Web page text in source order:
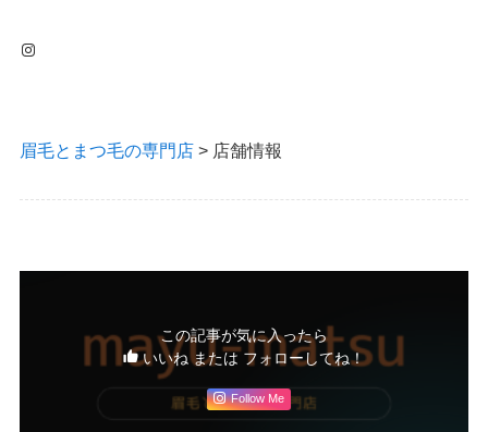
Instagram
眉毛とまつ毛の専門店> 店舗情報
この記事が気に入ったら
いいね または フォローしてね！
Follow Me